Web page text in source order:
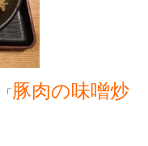
豚肉の味噌炒